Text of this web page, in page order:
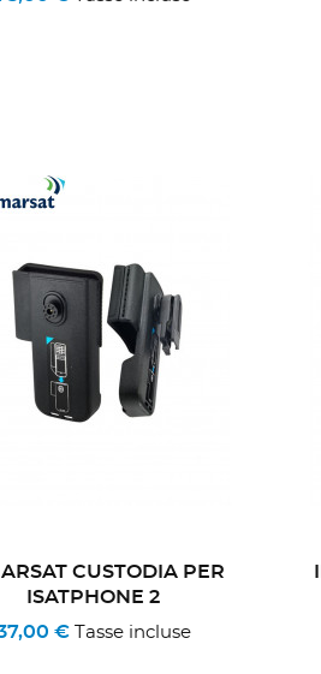
CUSTODIA PER
ISATPHONE 2
€Tasse incluse